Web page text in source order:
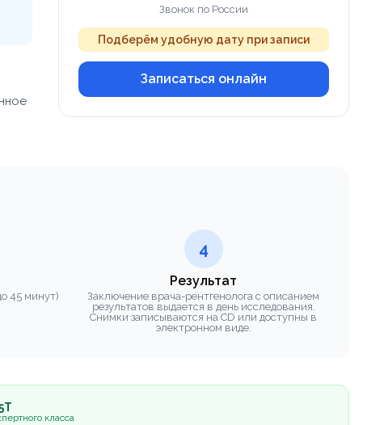
Звонок по России
Подберём удобную дату при записи
Записаться онлайн
45 минут)
4
Результат
Заключение врача-рентгенолога с описанием
результатов выдается в день исследования.
Снимки записываются на CD или доступны в
электронном виде.
класса